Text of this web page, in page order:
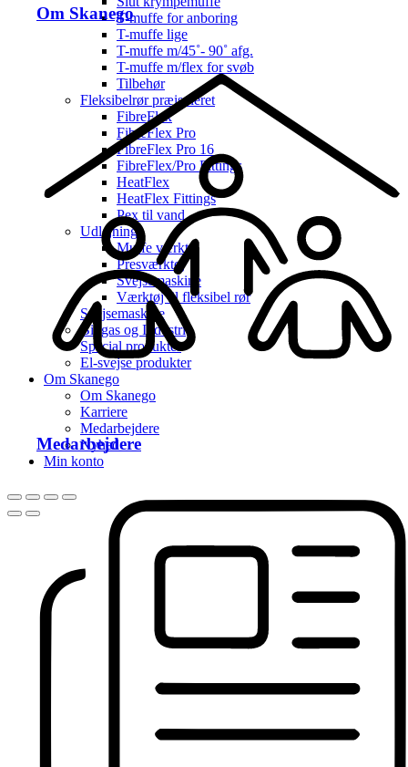
Om Skanego
Medarbejdere
T-muffe for anboring
T-muffe lige
T-muffe m/45˚- 90˚ afg.
T-muffe m/flex for svøb
Tilbehør
Fleksibelrør præisoleret
FibreFlex
FibreFlex Pro
FibreFlex Pro 16
FibreFlex/Pro Fittings
HeatFlex
HeatFlex Fittings
Pex til vand
Udlejning
Muffe værktøj
Presværktøj
Svejsemaskine
Værktøj til fleksibel rør
Svejsemaskine
Biogas og Industri
Special produkter
El-svejse produkter
Om Skanego
Om Skanego
Karriere
Medarbejdere
Nyhed
Min konto